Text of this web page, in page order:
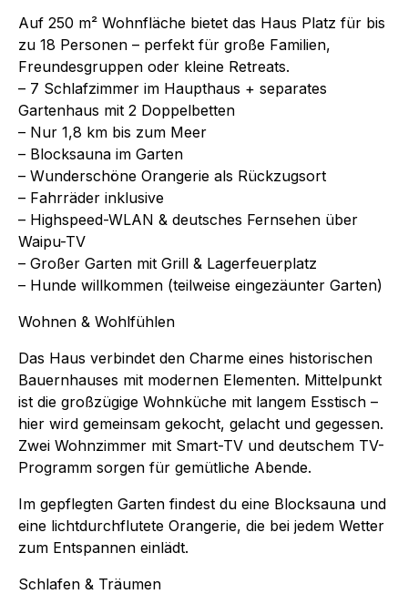
Auf 250 m² Wohnfläche bietet das Haus Platz für bis
zu 18 Personen – perfekt für große Familien,
Freundesgruppen oder kleine Retreats.
– 7 Schlafzimmer im Haupthaus + separates
Gartenhaus mit 2 Doppelbetten
– Nur 1,8 km bis zum Meer
– Blocksauna im Garten
– Wunderschöne Orangerie als Rückzugsort
– Fahrräder inklusive
– Highspeed-WLAN & deutsches Fernsehen über
Waipu-TV
– Großer Garten mit Grill & Lagerfeuerplatz
– Hunde willkommen (teilweise eingezäunter Garten)
Wohnen & Wohlfühlen
Das Haus verbindet den Charme eines historischen
Bauernhauses mit modernen Elementen. Mittelpunkt
ist die großzügige Wohnküche mit langem Esstisch –
hier wird gemeinsam gekocht, gelacht und gegessen.
Zwei Wohnzimmer mit Smart-TV und deutschem TV-
Programm sorgen für gemütliche Abende.
Im gepflegten Garten findest du eine Blocksauna und
eine lichtdurchflutete Orangerie, die bei jedem Wetter
zum Entspannen einlädt.
Schlafen & Träumen